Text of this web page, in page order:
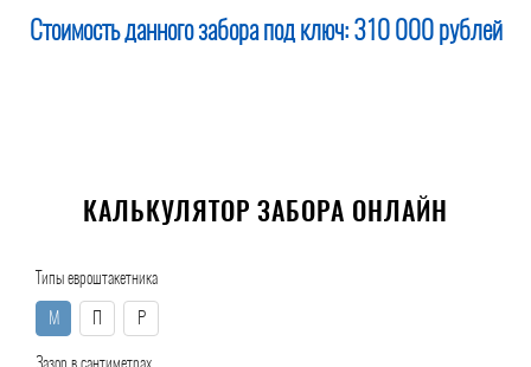
Стоимость данного забора под ключ: 310 000 рублей
КАЛЬКУЛЯТОР ЗАБОРА ОНЛАЙН
Типы евроштакетника
М Р